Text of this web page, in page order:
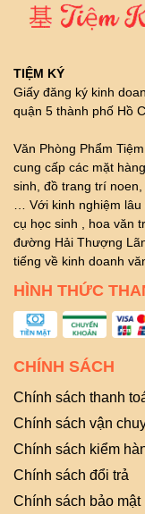
TIỆM KÝ
Giấy đăng ký kinh
quận 5 thành phố Hồ
Văn Phòng Phẩm
cung cấp các mặt
sinh, đồ trang trí
… Với kinh nghiệm lâu
cụ học sinh , hoa văn
đường Hải Thượng
tiếng về kinh doanh
HÌNH THỨC
CHÍNH SÁCH
Chính sách thanh
Chính sách vận
Chính sách kiểm
Chính sách đổi trả
Chính sách bảo mật